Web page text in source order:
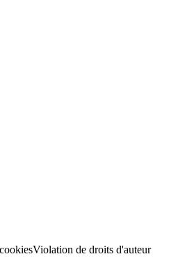
Violation de droits d'auteur